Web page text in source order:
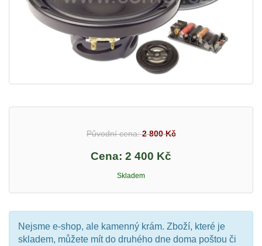
Původní cena: 2 800 Kč
Cena: 2 400 Kč
Skladem
Nejsme e-shop, ale kamenný krám. Zboží, které je
skladem, můžete mít do druhého dne doma poštou či